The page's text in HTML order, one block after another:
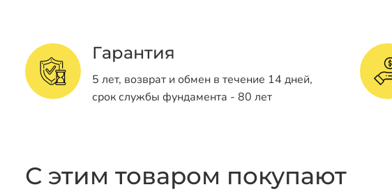
Гарантия
5 лет, возврат и обмен в течение 14 дней,
срок службы фундамента - 80 лет
С этим товаром покупают